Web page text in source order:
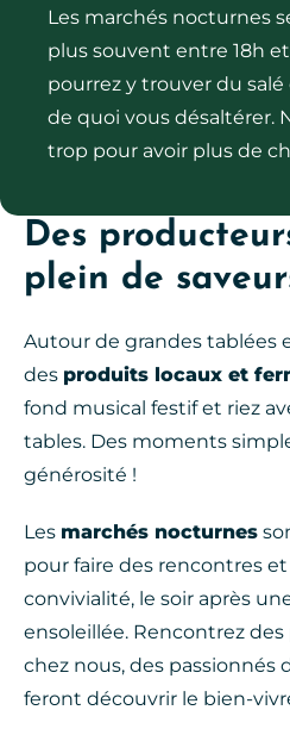
Les marchés nocturnes
plus souvent entre 18h et
pourrez y trouver du
de quoi vous désaltérer.
trop pour avoir plus de
Des
plein de
Autour de grandes tablées
des produits locaux et
fond musical festif et riez
tables. Des moments
générosité !
Les marchés nocturnes
pour faire des rencontres
convivialité, le soir après
ensoleillée. Rencontrez
chez nous, des passionnés
feront découvrir le bien-